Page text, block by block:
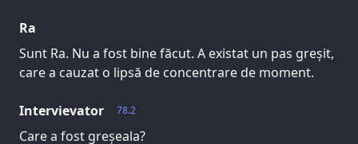
Ra
Sunt Ra. Nu a fost bine făcut. A existat un pas greșit,
care a cauzat o lipsă de concentrare de moment.
78.2
Intervievator
Care a fost greșeala?